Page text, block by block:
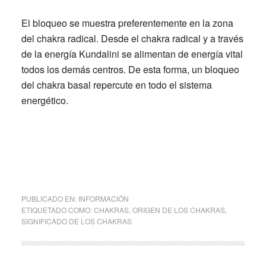
El bloqueo se muestra preferentemente en la zona
del chakra radical. Desde el chakra radical y a través
de la energía Kundalini se alimentan de energía vital
todos los demás centros. De esta forma, un bloqueo
del chakra basal repercute en todo el sistema
energético.
PUBLICADO EN: INFORMACIÓN
ETIQUETADO COMO:CHAKRAS, ORIGEN DE LOS CHAKRAS,
SIGNIFICADO DE LOS CHAKRAS